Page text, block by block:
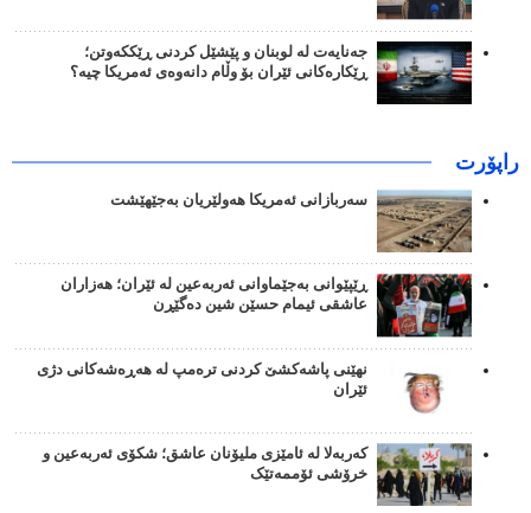
جەنایەت لە لوبنان و پێشێل کردنی ڕێککەوتن؛
ڕێکارەکانی ئێران بۆ وڵام دانەوەی ئەمریکا چیە؟
راپۆرت
سەربازانی ئەمریکا هەولێریان بەجێهێشت
ڕێپێوانی بەجێماوانی ئەربەعین لە ئێران؛ هەزاران
عاشقی ئیمام حسێن شین دەگێڕن
نهێنی پاشەکشێ کردنی ترەمپ لە هەڕەشەکانی دژی
ئێران
کەربەلا لە ئامێزی ملیۆنان عاشق؛ شکۆی ئەربەعین و
خرۆشی ئۆممەتێک